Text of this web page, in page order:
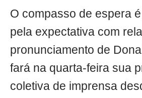
O compasso de espera
pela expectativa com
pronunciamento de
fará na quarta-feira sua
coletiva de imprensa